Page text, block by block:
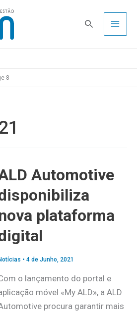
Pesquisa
8
Automotive
plataforma
• 4 de Junho, 2021
o lançamento do portal e
móvel «My ALD», a ALD
procura garantir mais